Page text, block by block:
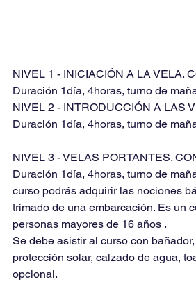
NIVEL 1 - INICIACIÓN A LA VELA.
Duración 1día, 4horas, turno de
NIVEL 2 - INTRODUCCIÓN A LAS
Duración 1día, 4horas, turno de
NIVEL 3 - VELAS PORTANTES.
Duración 1día, 4horas, turno de
curso podrás adquirir las nociones
trimado de una embarcación. Es un
personas mayores de 16 años .
Se debe asistir al curso con
protección solar, calzado de agua,
opcional.